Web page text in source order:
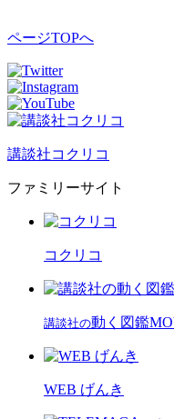
森田 麻里子
医師・小児スリープコン
料理家
料理家 2005年から料理
田中 昌子
モンテッソーリで子育
医学博士・認知科学者・
もっと見る